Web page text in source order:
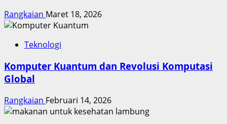
Rangkaian Maret 18, 2026
Teknologi
Komputer Kuantum dan Revolusi Komputasi
Global
Rangkaian Februari 14, 2026